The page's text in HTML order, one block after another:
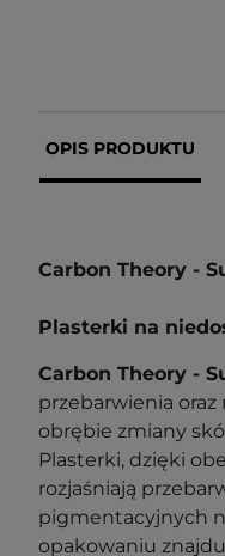
OPIS PRODUKTU
Carbon Theory -
Plasterki na
Carbon Theory -
przebarwienia
obrębie zmiany
Plasterki, dzięki
rozjaśniają
pigmentacyjnych
opakowaniu